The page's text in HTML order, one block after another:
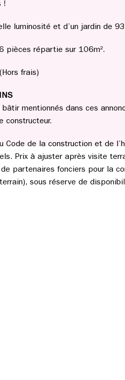
!
luminosité et d’un jardin de
pièces répartie sur 106m².
frais)
mentionnés dans ces
constructeur.
Code de la construction et de
Prix à ajuster après visite
partenaires fonciers pour la
sous réserve de